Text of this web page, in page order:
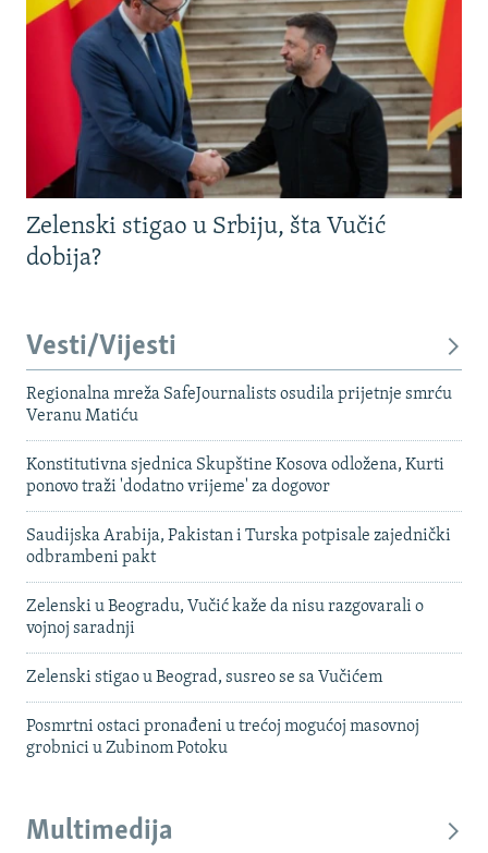
Zelenski stigao u Srbiju, šta Vučić
dobija?
Vesti/Vijesti
Regionalna mreža SafeJournalists osudila prijetnje smrću
Veranu Matiću
Konstitutivna sjednica Skupštine Kosova odložena, Kurti
ponovo traži 'dodatno vrijeme' za dogovor
Saudijska Arabija, Pakistan i Turska potpisale zajednički
odbrambeni pakt
Zelenski u Beogradu, Vučić kaže da nisu razgovarali o
vojnoj saradnji
Zelenski stigao u Beograd, susreo se sa Vučićem
Posmrtni ostaci pronađeni u trećoj mogućoj masovnoj
grobnici u Zubinom Potoku
Multimedija